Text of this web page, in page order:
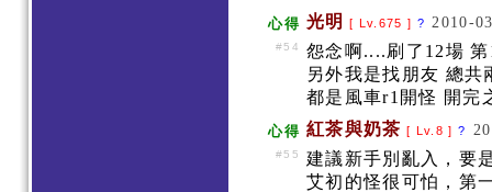
心得 光明 [ Lv.675 ] ? 2010-
#54
怨念啊....刷了12場
另外我是找朋友 總
都是風車r1開怪 開完
心得 紅茶與奶茶 [ Lv.8 ]?
#55
建議新手別亂入，要
艾初的怪很可怕，第